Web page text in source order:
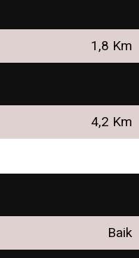
1,8 Km
4,2 Km
Baik